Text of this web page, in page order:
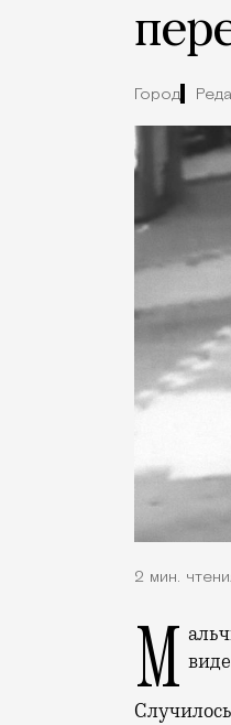
Город
2 мин.
Мальчик был на самокате, а водитель хотел быстрее проскочить «препятствие» в